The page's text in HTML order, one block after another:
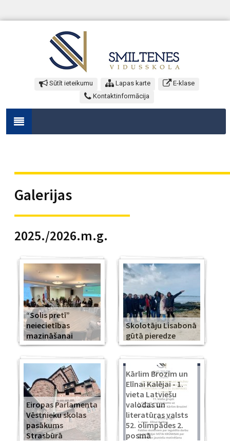
Sūtīt ieteikumu Lapas karte
E-klase
Kontaktinformācija
Galerijas
2025./2026.m.g.
“Solis pretī”
neiecietības
mazināšanai
Skolotāju Lisabonā
gūtā pieredze
Eiropas Parlamenta
Vēstnieku skolas
pasākums
Strasbūrā
Kārlim Brozim un
Elīnai Kalējai - 1.
vieta Latviešu
valodas un
literatūras valsts
52. olimpādes 2.
posmā